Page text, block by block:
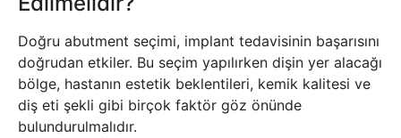
Doğru abutment seçimi, implant tedavisinin başarısını
doğrudan etkiler. Bu seçim yapılırken dişin yer alacağı
bölge, hastanın estetik beklentileri, kemik kalitesi ve
diş eti şekli gibi birçok faktör göz önünde
bulundurulmalıdır.